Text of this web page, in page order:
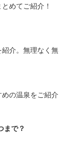
めてご紹介！
介。無理なく無
の温泉をご紹介
まで？